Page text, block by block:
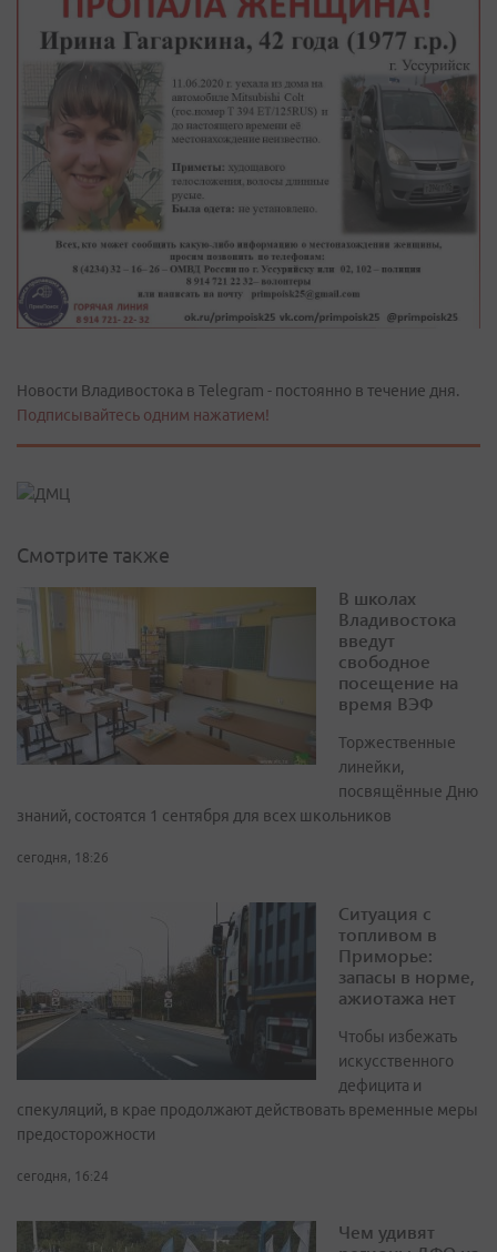
Новости Владивостока в Telegram - постоянно в течение дня.
Подписывайтесь одним нажатием!
Смотрите также
В школах
Владивостока
введут
свободное
посещение на
время ВЭФ
Торжественные
линейки,
посвящённые Дню
знаний, состоятся 1 сентября для всех школьников
сегодня, 18:26
Ситуация с
топливом в
Приморье:
запасы в норме,
ажиотажа нет
Чтобы избежать
искусственного
дефицита и
спекуляций, в крае продолжают действовать временные меры
предосторожности
сегодня, 16:24
Чем удивят